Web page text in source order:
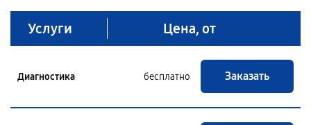
Услуги Цена, от
Диагностика бесплатно Заказать